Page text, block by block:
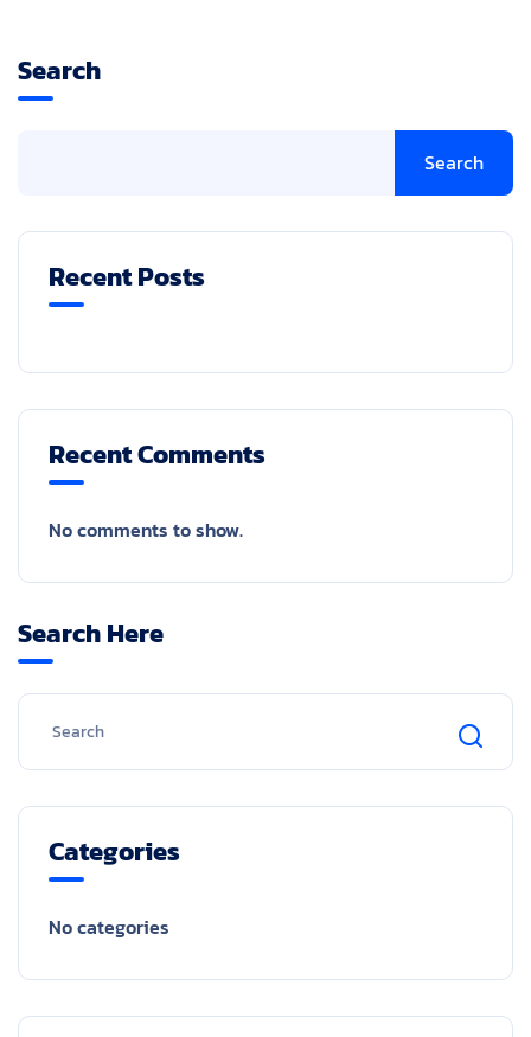
Search
Search
Recent Posts
Recent Comments
No comments to show.
Search Here
Categories
No categories